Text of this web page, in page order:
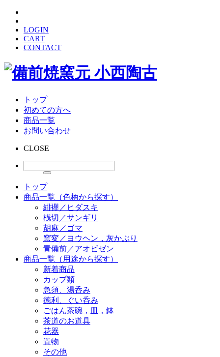
LOGIN
CART
CONTACT
トップ
初めての方へ
商品一覧
お問い合わせ
CLOSE
トップ
商品一覧（色柄から探す）
緋襷／ヒダスキ
桟切／サンギリ
胡麻／ゴマ
窯変／ヨウヘン，灰かぶり
青備前／アオビゼン
商品一覧（用途から探す）
新着商品
カップ類
急須、湯呑み
徳利、ぐい呑み
ごはん茶碗，皿，鉢
茶道のお道具
花器
置物
その他